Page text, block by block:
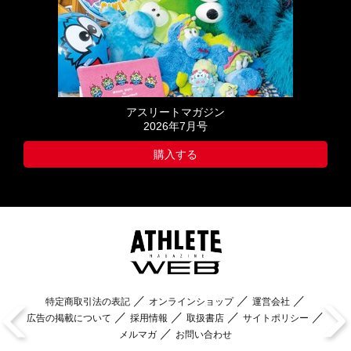
アスリートマガジン
2026年7月号
購入する
特定商取引法の表記 オンラインショップ
運営会社
広告の掲載について
採用情報 取扱書店
サイトポリシー
メルマガ
お問い合わせ